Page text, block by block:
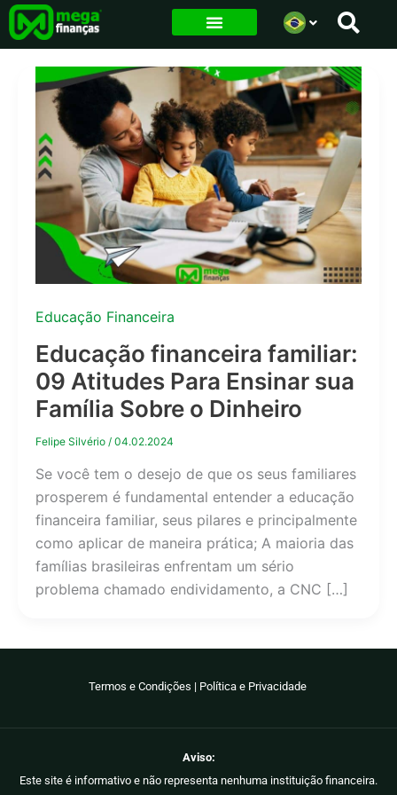
para
conteúdo
Educação Financeira
Educação financeira familiar:
09 Atitudes Para Ensinar sua
Família Sobre o Dinheiro
Felipe Silvério / 04.02.2024
Se você tem o desejo de que os seus familiares
prosperem é fundamental entender a educação
financeira familiar, seus pilares e principalmente
como aplicar de maneira prática; A maioria das
famílias brasileiras enfrentam um sério
problema chamado endividamento, a CNC […]
Termos e Condições | Política e Privacidade
Aviso:
Este site é informativo e não representa nenhuma instituição financeira.